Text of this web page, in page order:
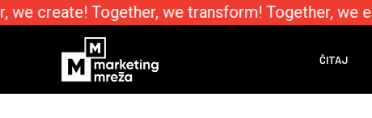
create! Together, we transform! Together, we
ČITAJ